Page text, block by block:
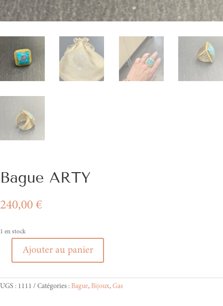
Bague ARTY
240,00 €
1 en stock
Bague
ARTY
Ajouter au panier
UGS : 1111 Catégories : Bague, Bijoux, Gas